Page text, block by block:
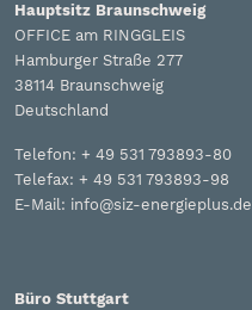
Hauptsitz Braunschweig
OFFICE am RINGGLEIS
Hamburger Straße 277
38114 Braunschweig
Deutschland
Telefon: + 49 531 793893-80
Telefax: + 49 531 793893-98
E-Mail: info@siz-energieplus.de
Büro Stuttgart